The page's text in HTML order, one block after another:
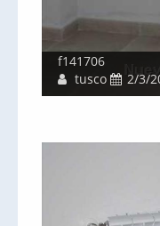
f141706
tusco
2/3/